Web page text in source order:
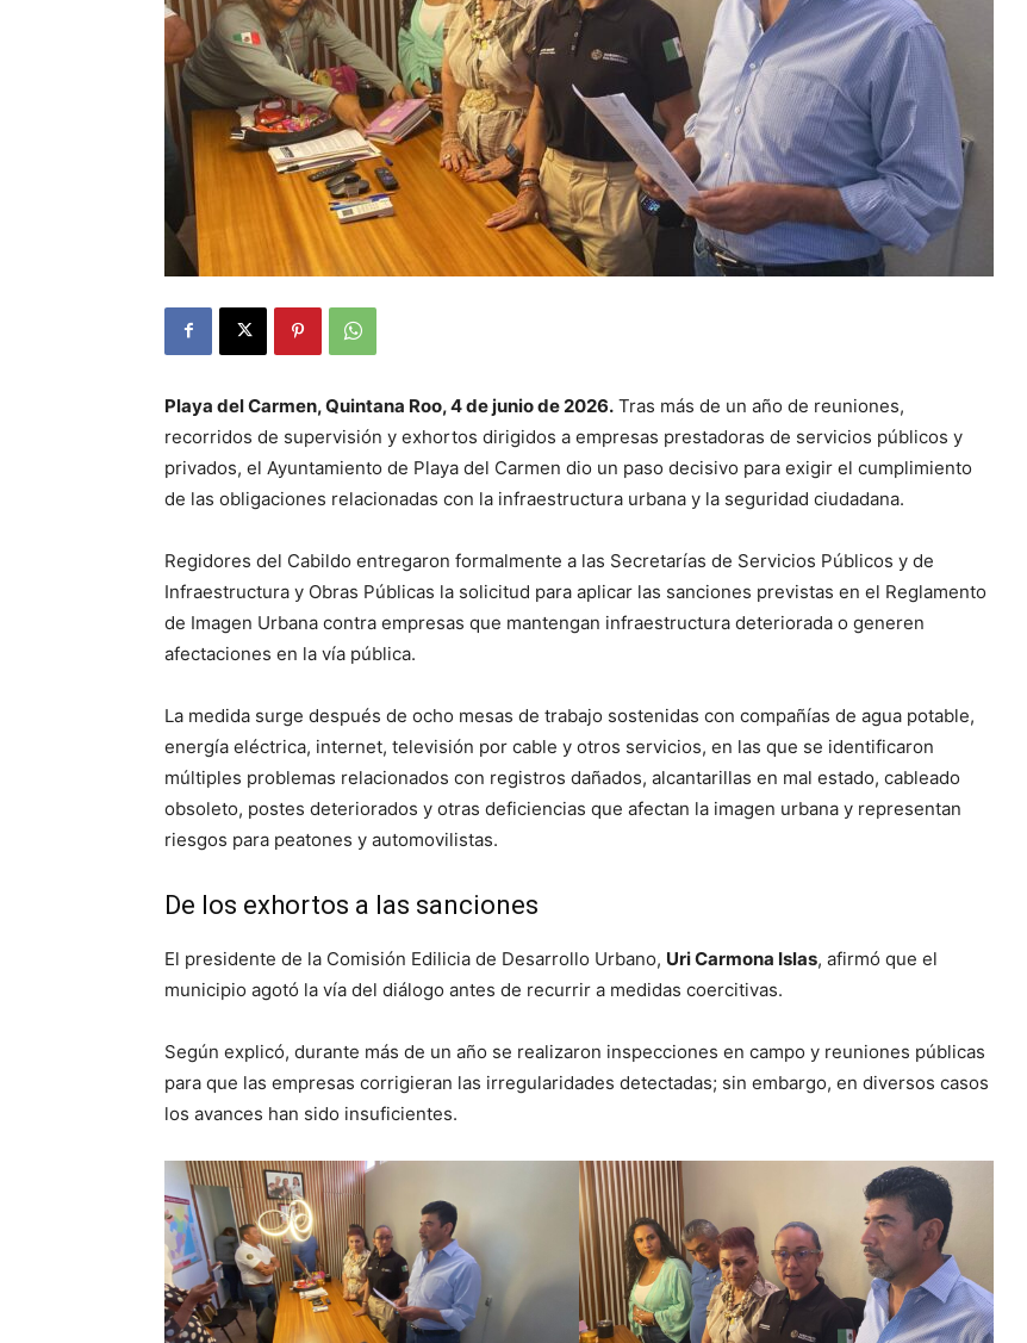
Playa del Carmen, Quintana Roo, 4 de junio de 2026. Tras más de un año de reuniones,
recorridos de supervisión y exhortos dirigidos a empresas prestadoras de servicios públicos y
privados, el Ayuntamiento de Playa del Carmen dio un paso decisivo para exigir el cumplimiento
de las obligaciones relacionadas con la infraestructura urbana y la seguridad ciudadana.
Regidores del Cabildo entregaron formalmente a las Secretarías de Servicios Públicos y de
Infraestructura y Obras Públicas la solicitud para aplicar las sanciones previstas en el Reglamento
de Imagen Urbana contra empresas que mantengan infraestructura deteriorada o generen
afectaciones en la vía pública.
La medida surge después de ocho mesas de trabajo sostenidas con compañías de agua potable,
energía eléctrica, internet, televisión por cable y otros servicios, en las que se identificaron
múltiples problemas relacionados con registros dañados, alcantarillas en mal estado, cableado
obsoleto, postes deteriorados y otras deficiencias que afectan la imagen urbana y representan
riesgos para peatones y automovilistas.
De los exhortos a las sanciones
El presidente de la Comisión Edilicia de Desarrollo Urbano, Uri Carmona Islas, afirmó que el
municipio agotó la vía del diálogo antes de recurrir a medidas coercitivas.
Según explicó, durante más de un año se realizaron inspecciones en campo y reuniones públicas
para que las empresas corrigieran las irregularidades detectadas; sin embargo, en diversos casos
los avances han sido insuficientes.